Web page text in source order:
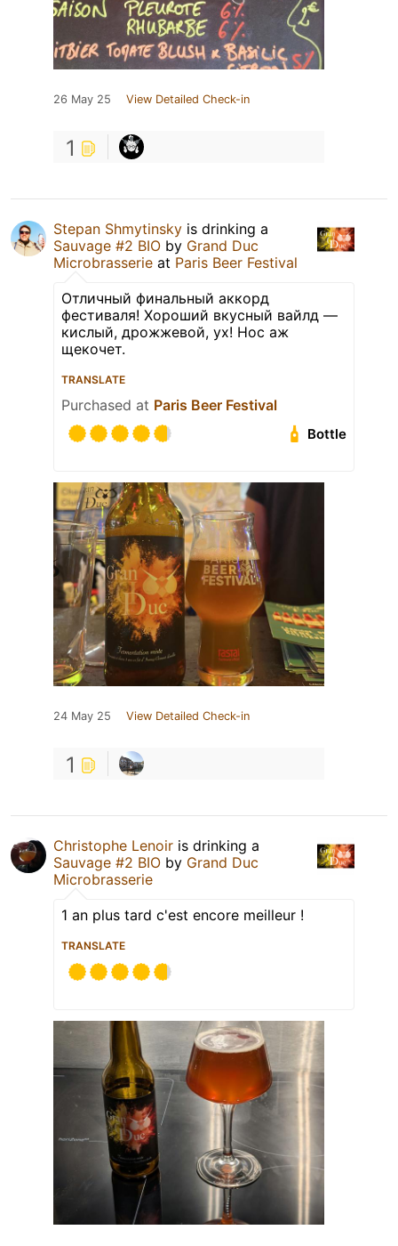
26 May 25 View Detailed Check-in
1
Stepan Shmytinsky is drinking a
Sauvage #2 BIO by Grand Duc
Microbrasserie at Paris Beer Festival
Отличный финальный аккорд
фестиваля! Хороший вкусный вайлд —
кислый, дрожжевой, ух! Нос аж
щекочет.
TRANSLATE
Purchased at Paris Beer Festival
Bottle
24 May 25 View Detailed Check-in
1
Christophe Lenoir is drinking a
Sauvage #2 BIO by Grand Duc
Microbrasserie
1 an plus tard c'est encore meilleur !
TRANSLATE